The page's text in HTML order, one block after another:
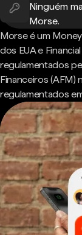
Ninguém
Morse.
Morse é um
dos EUA e
regulamentados
Financeiros (AFM)
regulamentados